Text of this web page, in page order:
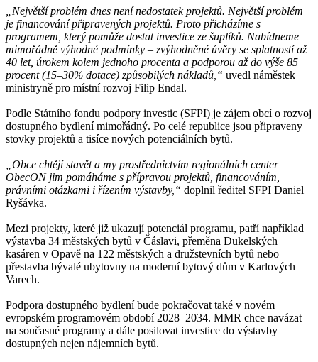
„Největší problém dnes není nedostatek projektů. Největší problém
je financování připravených projektů. Proto přicházíme s
programem, který pomůže dostat investice ze šuplíků. Nabídneme
mimořádně výhodné podmínky – zvýhodněné úvěry se splatností až
40 let, úrokem kolem jednoho procenta a podporou až do výše 85
procent (15–30% dotace) způsobilých nákladů,“ uvedl náměstek
ministryně pro místní rozvoj Filip Endal.
Podle Státního fondu podpory investic (SFPI) je zájem obcí o rozvoj
dostupného bydlení mimořádný. Po celé republice jsou připraveny
stovky projektů a tisíce nových potenciálních bytů.
„Obce chtějí stavět a my prostřednictvím regionálních center
ObecON jim pomáháme s přípravou projektů, financováním,
právními otázkami i řízením výstavby,“ doplnil ředitel SFPI Daniel
Ryšávka.
Mezi projekty, které již ukazují potenciál programu, patří například
výstavba 34 městských bytů v Čáslavi, přeměna Dukelských
kasáren v Opavě na 122 městských a družstevních bytů nebo
přestavba bývalé ubytovny na moderní bytový dům v Karlových
Varech.
Podpora dostupného bydlení bude pokračovat také v novém
evropském programovém období 2028–2034. MMR chce navázat
na současné programy a dále posilovat investice do výstavby
dostupných nejen nájemních bytů.